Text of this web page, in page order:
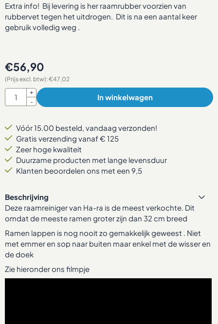
Extra info! Bij levering is her raamrubber voorzien van
rubbervet tegen het uitdrogen. Dit is na een aantal keer
gebruik volledig weg .
€56,90
(Prijs excl. btw):€47,02
Aantal
+
-
In winkelwagen
Vóór 15.00 besteld, vandaag verzonden!
Gratis verzending vanaf € 125
Zeer hoge kwaliteit
Duurzame producten met lange levensduur
Klanten beoordelen ons met een 9,5
Beschrijving
Deze raamreiniger van Ha-ra is de meest verkochte. Dit
omdat de meeste ramen groter zijn dan 32 cm breed
Ramen lappen is nog nooit zo gemakkelijk geweest . Niet
met emmer en sop naar buiten maar enkel met de wisser en
de doek
Zie hieronder ons filmpje